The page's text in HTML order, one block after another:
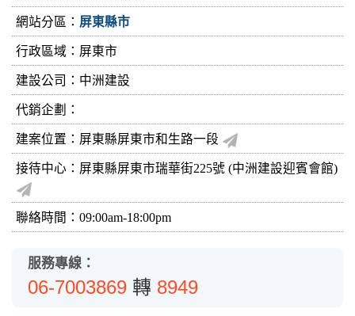
網站分區： 屏東縣市
行政區域：屏東市
建設公司： 中洲建設
代銷企劃：
建案位置：屏東縣屏東市和生路一段
接待中心：屏東縣屏東市瑞華街225號 (中洲建設迎賓會館)
聯絡時間：09:00am-18:00pm
服務專線：
06-7003869 轉 8949